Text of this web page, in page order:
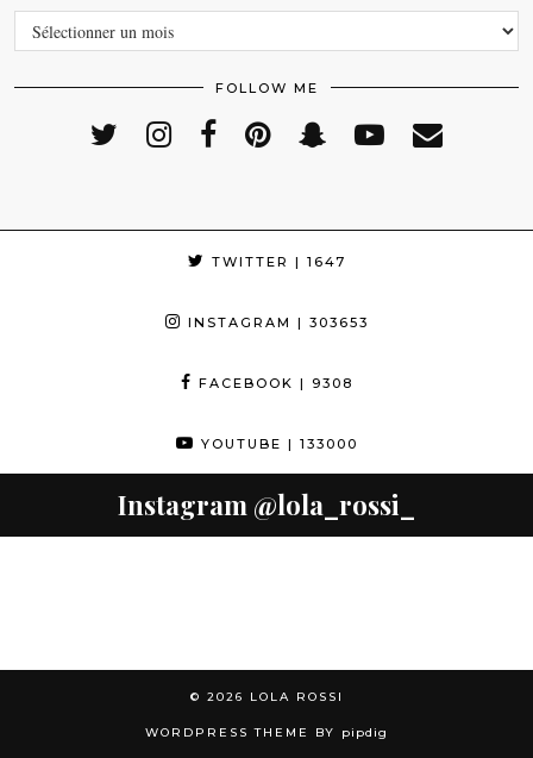
ARCHIVES
FOLLOW ME
TWITTER | 1647
INSTAGRAM | 303653
FACEBOOK | 9308
YOUTUBE | 133000
Instagram @lola_rossi_
© 2026 LOLA ROSSI
WORDPRESS THEME BY pipdig